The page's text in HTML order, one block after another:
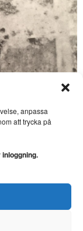
anpassa
att trycka på